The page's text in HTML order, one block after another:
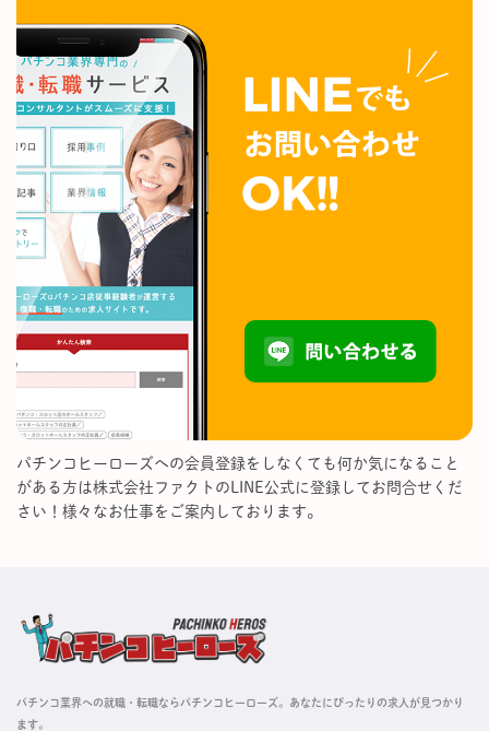
パチンコヒーローズへの会員登録をしなくても何か気になること
がある方は株式会社ファクトのLINE公式に登録してお問合せくだ
さい！様々なお仕事をご案内しております。
パチンコ業界への就職・転職ならパチンコヒーローズ。あなたにぴったりの求人が見つかり
ます。